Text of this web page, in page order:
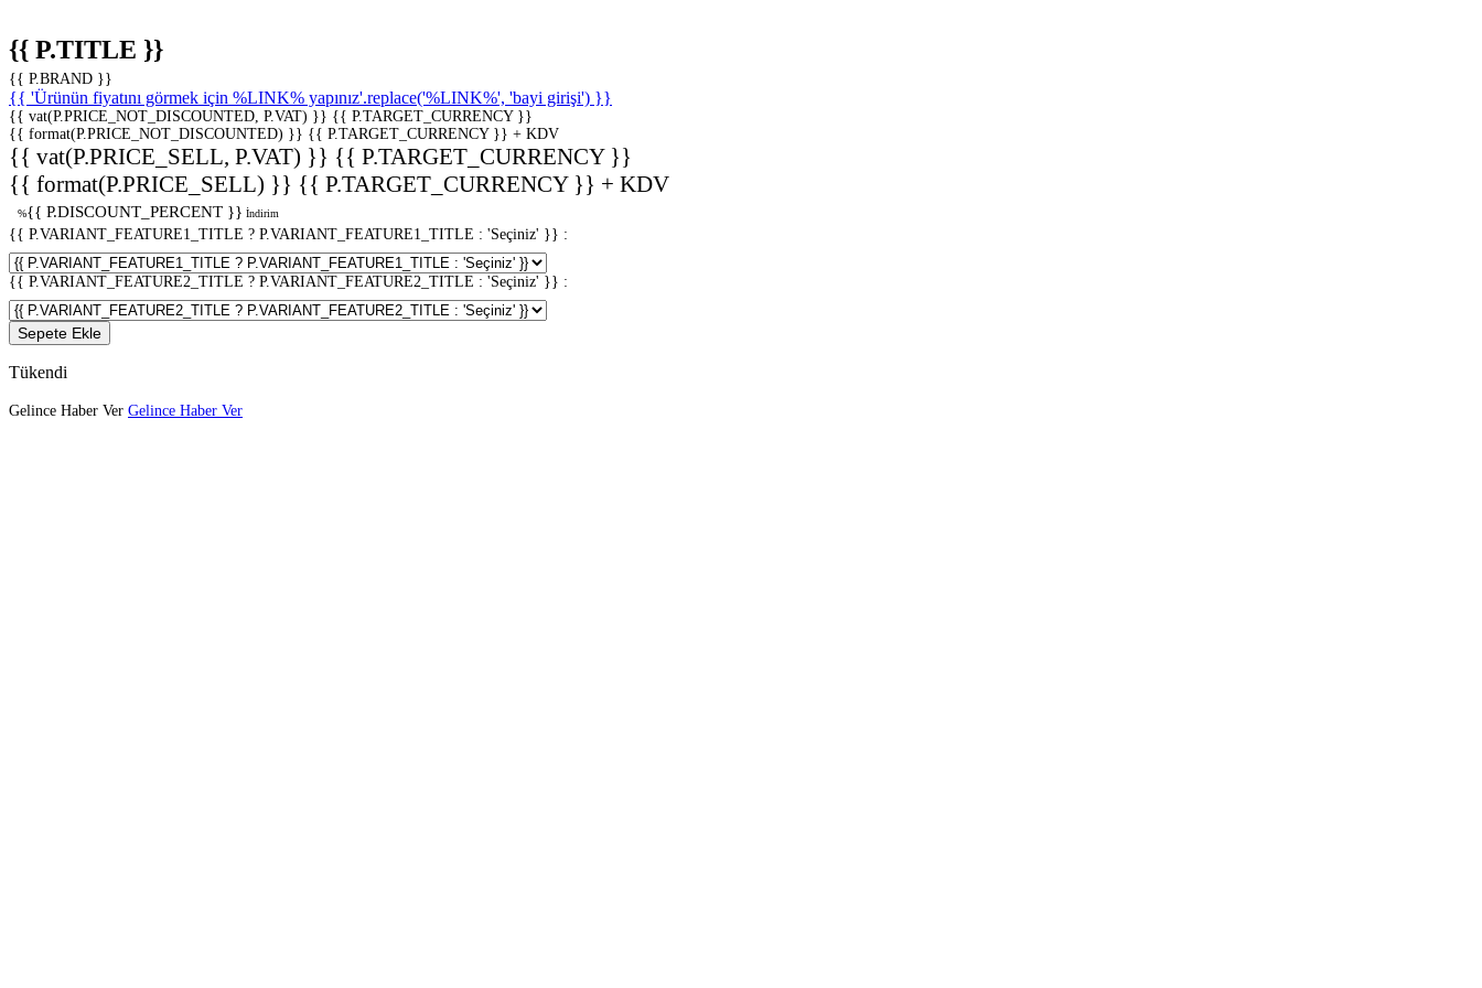
{{ P.TITLE }}
{{ P.BRAND }}
{{ 'Ürünün fiyatını görmek için %LINK% yapınız'.replace('%LINK%', 'bayi girişi') }}
{{ vat(P.PRICE_NOT_DISCOUNTED, P.VAT) }} {{ P.TARGET_CURRENCY }}
{{ format(P.PRICE_NOT_DISCOUNTED) }} {{ P.TARGET_CURRENCY }} + KDV
{{ vat(P.PRICE_SELL, P.VAT) }} {{ P.TARGET_CURRENCY }}
{{ format(P.PRICE_SELL) }} {{ P.TARGET_CURRENCY }} + KDV
%{{ P.DISCOUNT_PERCENT }} İndirim
{{ P.VARIANT_FEATURE1_TITLE ? P.VARIANT_FEATURE1_TITLE : 'Seçiniz' }} :
{{ P.VARIANT_FEATURE2_TITLE ? P.VARIANT_FEATURE2_TITLE : 'Seçiniz' }} :
Sepete Ekle
Tükendi
Gelince Haber Ver Gelince Haber Ver